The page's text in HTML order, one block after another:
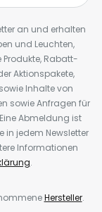
an und erhalten
und Leuchten,
Rabatt-
Aktionspakete,
Inhalte von
sowie Anfragen für
Abmeldung ist
in jedem Newsletter
Informationen
.
Hersteller.